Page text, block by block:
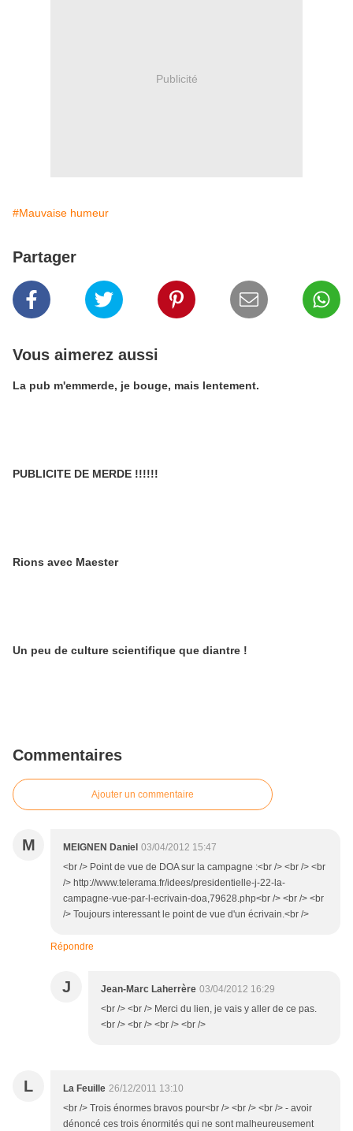
Publicité
#Mauvaise humeur
Partager
Vous aimerez aussi
La pub m'emmerde, je bouge, mais lentement.
PUBLICITE DE MERDE !!!!!!
Rions avec Maester
Un peu de culture scientifique que diantre !
Commentaires
Ajouter un commentaire
M MEIGNEN Daniel 03/04/2012 15:47
<br /> Point de vue de DOA sur la campagne :<br /> <br /> <br
/> http://www.telerama.fr/idees/presidentielle-j-22-la-
campagne-vue-par-l-ecrivain-doa,79628.php<br /> <br /> <br
/> Toujours interessant le point de vue d'un écrivain.<br />
Répondre
J Jean-Marc Laherrère 03/04/2012 16:29
<br /> <br /> Merci du lien, je vais y aller de ce pas.
<br /> <br /> <br /> <br />
L La Feuille 26/12/2011 13:10
<br /> Trois énormes bravos pour<br /> <br /> <br /> - avoir
dénoncé ces trois énormités qui ne sont malheureusement